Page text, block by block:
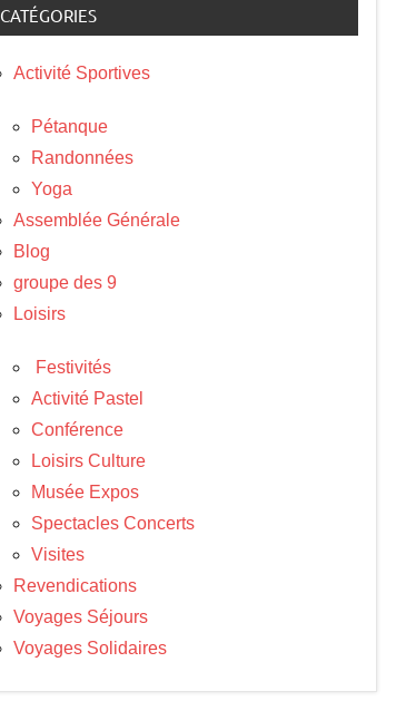
CATÉGORIES
Activité Sportives
Pétanque
Randonnées
Yoga
Assemblée Générale
Blog
groupe des 9
Loisirs
Festivités
Activité Pastel
Conférence
Loisirs Culture
Musée Expos
Spectacles Concerts
Visites
Revendications
Voyages Séjours
Voyages Solidaires